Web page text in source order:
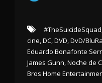
#TheSuicideSquad
cine,DC,DVD,DvD/
Eduardo Bonafonte
James Gunn,Noche de
Bros Home